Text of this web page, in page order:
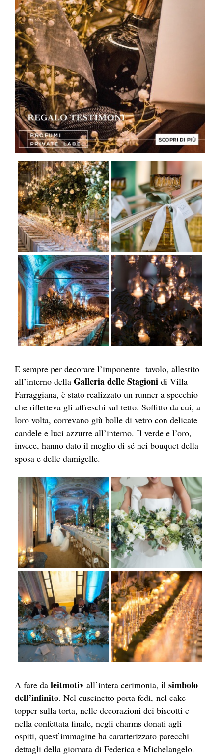
E sempre per decorare l’imponente tavolo, allestito
all’interno della Galleria delle Stagioni di Villa
Farraggiana, è stato realizzato un runner a specchio
che rifletteva gli affreschi sul tetto. Soffitto da cui, a
loro volta, correvano giù bolle di vetro con delicate
candele e luci azzurre all’interno. Il verde e l’oro,
invece, hanno dato il meglio di sé nei bouquet della
sposa e delle damigelle.
A fare da leitmotiv all’intera cerimonia, il simbolo
dell’infinito. Nel cuscinetto porta fedi, nel cake
topper sulla torta, nelle decorazioni dei biscotti e
nella confettata finale, negli charms donati agli
ospiti, quest’immagine ha caratterizzato parecchi
dettagli della giornata di Federica e Michelangelo.